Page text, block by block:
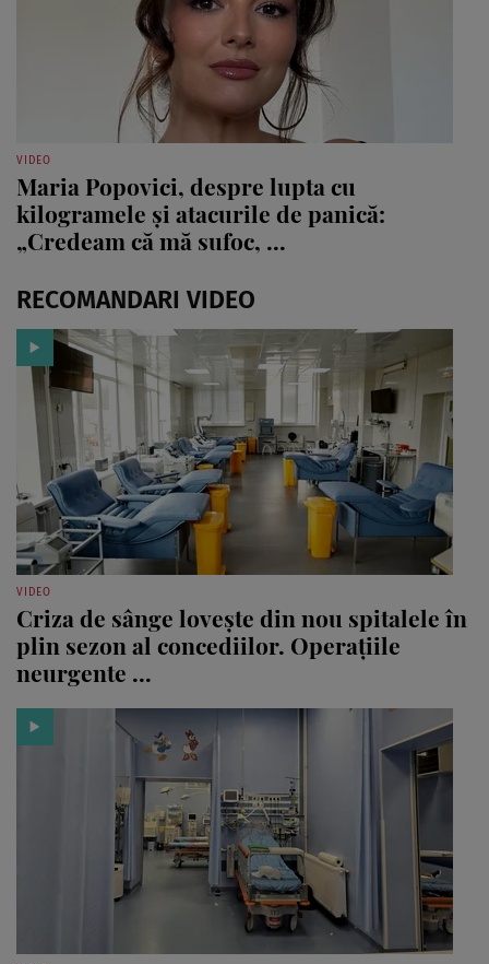
VIDEO
Maria Popovici, despre lupta cu
kilogramele și atacurile de panică:
„Credeam că mă sufoc, ...
RECOMANDARI VIDEO
VIDEO
Criza de sânge lovește din nou spitalele în
plin sezon al concediilor. Operațiile
neurgente ...